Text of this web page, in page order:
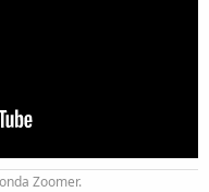
Zoomer.